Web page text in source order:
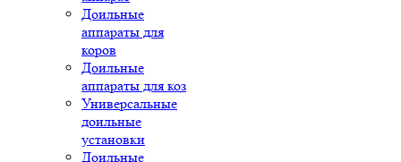
Доильные
аппараты для
коров
Доильные
аппараты для коз
Универсальные
доильные
установки
Доильные